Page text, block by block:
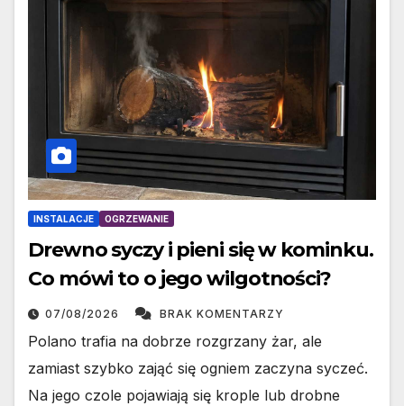
INSTALACJE OGRZEWANIE
Drewno syczy i pieni się w kominku.
Co mówi to o jego wilgotności?
07/08/2026 BRAK KOMENTARZY
Polano trafia na dobrze rozgrzany żar, ale
zamiast szybko zająć się ogniem zaczyna syczeć.
Na jego czole pojawiają się krople lub drobne